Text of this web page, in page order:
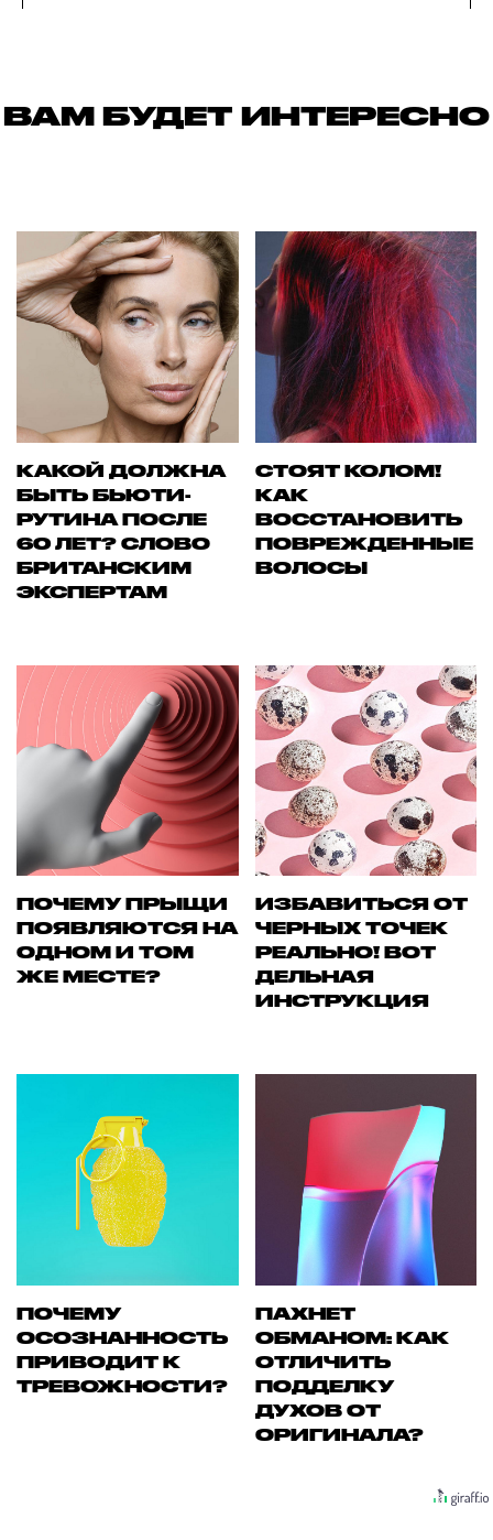
ВАМ БУДЕТ ИНТЕРЕСНО
КАКОЙ ДОЛЖНА
БЫТЬ БЬЮТИ-
РУТИНА ПОСЛЕ
60 ЛЕТ? СЛОВО
БРИТАНСКИМ
ЭКСПЕРТАМ
СТОЯТ КОЛОМ!
КАК
ВОССТАНОВИТЬ
ПОВРЕЖДЕННЫЕ
ВОЛОСЫ
ПОЧЕМУ ПРЫЩИ
ПОЯВЛЯЮТСЯ НА
ОДНОМ И ТОМ
ЖЕ МЕСТЕ?
ИЗБАВИТЬСЯ ОТ
ЧЕРНЫХ ТОЧЕК
РЕАЛЬНО! ВОТ
ДЕЛЬНАЯ
ИНСТРУКЦИЯ
ПОЧЕМУ
ОСОЗНАННОСТЬ
ПРИВОДИТ К
ТРЕВОЖНОСТИ?
ПАХНЕТ
ОБМАНОМ: КАК
ОТЛИЧИТЬ
ПОДДЕЛКУ
ДУХОВ ОТ
ОРИГИНАЛА?